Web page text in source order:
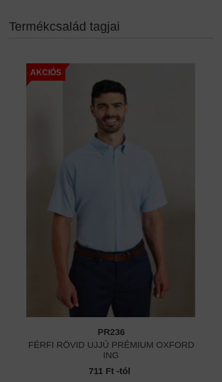
Termékcsalád tagjai
AKCIÓS
PR236
FÉRFI RÖVID UJJÚ PRÉMIUM OXFORD
ING
711 Ft -tól